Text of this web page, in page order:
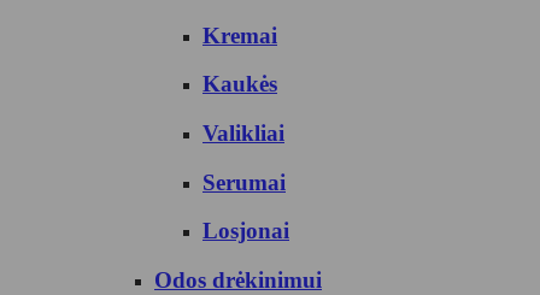
Kremai
Kaukės
Valikliai
Serumai
Losjonai
Odos drėkinimui